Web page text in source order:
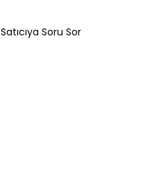
Satıcıya Soru Sor